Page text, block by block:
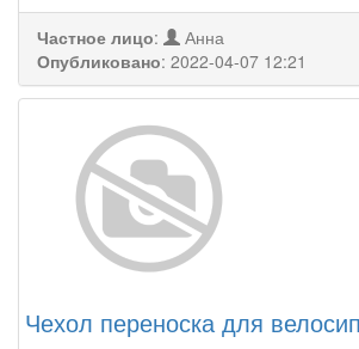
Частное лицо:
Анна
Опубликовано: 2022-04-07 12:21
Чехол переноска для